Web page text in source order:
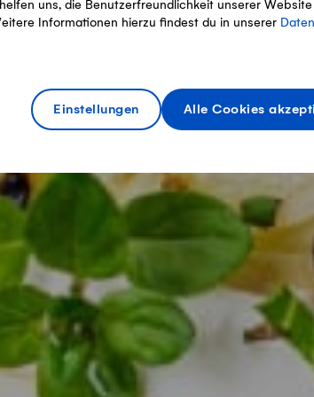
uns, die Benutzerfreundlichkeit unserer
Informationen hierzu findest du in unserer
Einstellungen Alle Cookies